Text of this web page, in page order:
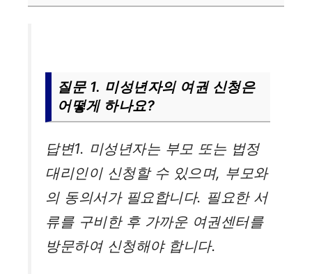
질문 1. 미성년자의 여권 신청은
어떻게 하나요?
답변1. 미성년자는 부모 또는 법정
대리인이 신청할 수 있으며, 부모와
의 동의서가 필요합니다. 필요한 서
류를 구비한 후 가까운 여권센터를
방문하여 신청해야 합니다.